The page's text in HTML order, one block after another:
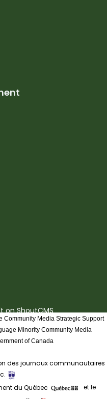
onShoutCMS
Community Media Strategic Support
Minority Community Media
of Canada
des journaux communautaires
du Québec
et le